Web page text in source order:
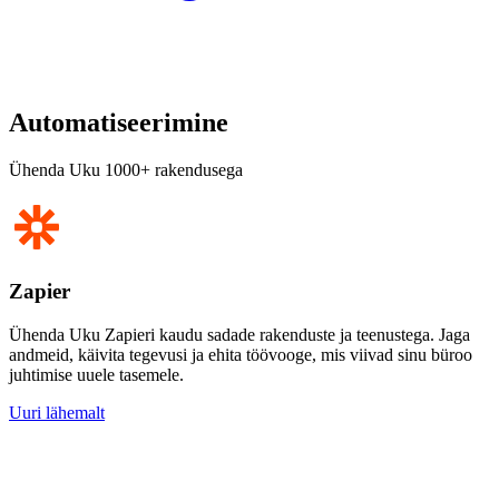
Automatiseerimine
Ühenda Uku 1000+ rakendusega
Zapier
Ühenda Uku Zapieri kaudu sadade rakenduste ja teenustega. Jaga
andmeid, käivita tegevusi ja ehita töövooge, mis viivad sinu büroo
juhtimise uuele tasemele.
Uuri lähemalt